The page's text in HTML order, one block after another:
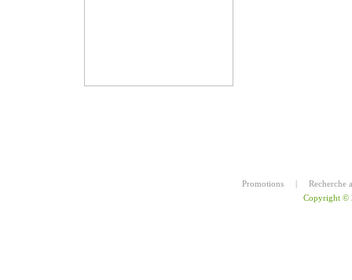
Promotions |
Recherche
Copyright ©